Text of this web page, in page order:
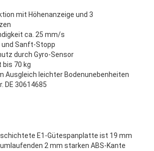
mit Höhenanzeige und 3
ca. 25 mm/s
Sanft-Stopp
durch Gyro-Sensor
bis 70 kg
Ausgleich leichter Bodenunebenheiten
DE 30614685
E1-Gütespanplatte ist 19 mm
2 mm starken ABS-Kante